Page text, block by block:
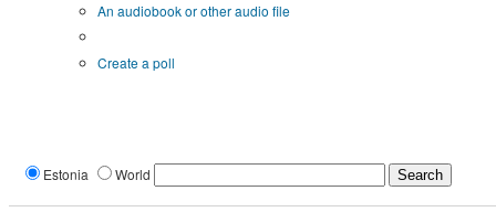
An audiobook or other audio file
Create a poll
Estonia World